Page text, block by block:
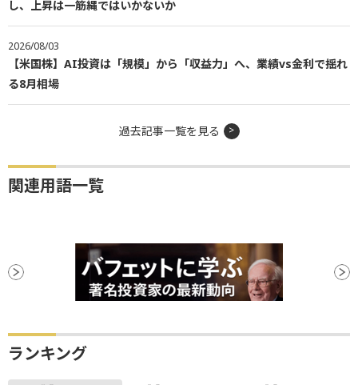
し、上昇は一筋縄ではいかないか
2026/08/03
【米国株】AI投資は「規模」から「収益力」へ、業績vs金利で揺れ
る8月相場
過去記事一覧を見る
関連用語一覧
ランキング